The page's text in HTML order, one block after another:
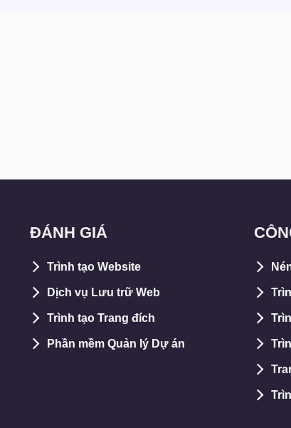
ĐÁNH GIÁ
Trình tạo Website
Dịch vụ Lưu trữ Web
Trình tạo Trang đích
Phần mềm Quản lý Dự án